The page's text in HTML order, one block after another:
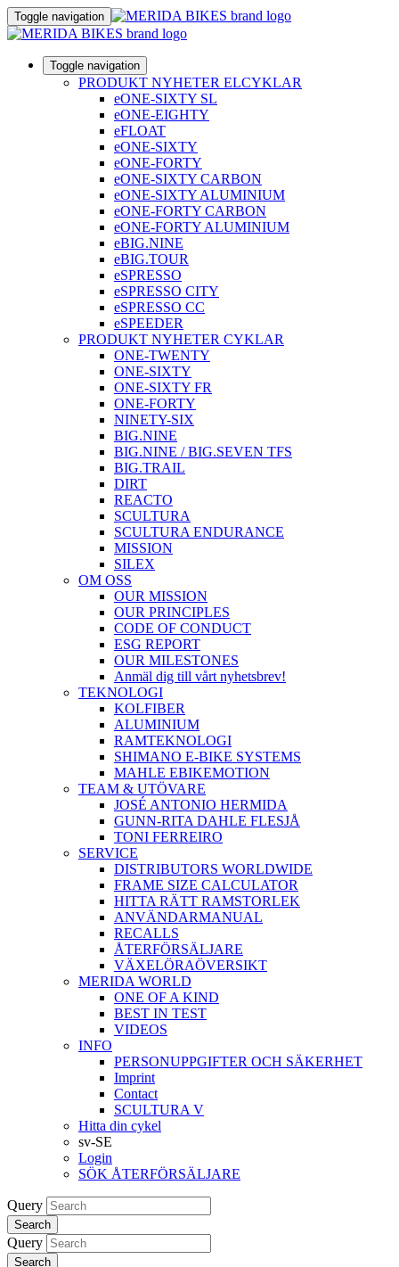
Toggle navigation
Toggle navigation
PRODUKT NYHETER ELCYKLAR
eONE-SIXTY SL
eONE-EIGHTY
eFLOAT
eONE-SIXTY
eONE-FORTY
eONE-SIXTY CARBON
eONE-SIXTY ALUMINIUM
eONE-FORTY CARBON
eONE-FORTY ALUMINIUM
eBIG.NINE
eBIG.TOUR
eSPRESSO
eSPRESSO CITY
eSPRESSO CC
eSPEEDER
PRODUKT NYHETER CYKLAR
ONE-TWENTY
ONE-SIXTY
ONE-SIXTY FR
ONE-FORTY
NINETY-SIX
BIG.NINE
BIG.NINE / BIG.SEVEN TFS
BIG.TRAIL
DIRT
REACTO
SCULTURA
SCULTURA ENDURANCE
MISSION
SILEX
OM OSS
OUR MISSION
OUR PRINCIPLES
CODE OF CONDUCT
ESG REPORT
OUR MILESTONES
Anmäl dig till vårt nyhetsbrev!
TEKNOLOGI
KOLFIBER
ALUMINIUM
RAMTEKNOLOGI
SHIMANO E-BIKE SYSTEMS
MAHLE EBIKEMOTION
TEAM & UTÖVARE
JOSÉ ANTONIO HERMIDA
GUNN-RITA DAHLE FLESJÅ
TONI FERREIRO
SERVICE
DISTRIBUTORS WORLDWIDE
FRAME SIZE CALCULATOR
HITTA RÄTT RAMSTORLEK
ANVÄNDARMANUAL
RECALLS
ÅTERFÖRSÄLJARE
VÄXELÖRAÖVERSIKT
MERIDA WORLD
ONE OF A KIND
BEST IN TEST
VIDEOS
INFO
PERSONUPPGIFTER OCH SÄKERHET
Imprint
Contact
SCULTURA V
Hitta din cykel
sv-SE
Login
SÖK ÅTERFÖRSÄLJARE
Query
Search
Query
Search